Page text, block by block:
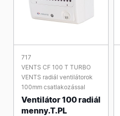
717
VENTS CF 100 T TURBO
VENTS radiál ventilátorok
100mm csatlakozással
Ventilátor 100 radiál
menny.T.PL